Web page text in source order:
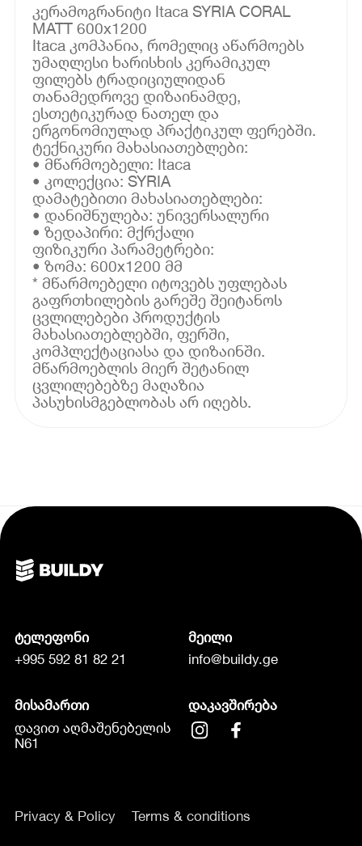
კერამოგრანიტი Itaca SYRIA CORAL
MATT 600x1200
Itaca კომპანია, რომელიც აწარმოებს
უმაღლესი ხარისხის კერამიკულ
ფილებს ტრადიციულიდან
თანამედროვე დიზაინამდე,
ესთეტიკურად ნათელ და
ერგონომიულად პრაქტიკულ ფერებში.
ტექნიკური მახასიათებლები:
• მწარმოებელი: Itaca
• კოლექცია: SYRIA
დამატებითი მახასიათებლები:
• დანიშნულება: უნივერსალური
• ზედაპირი: მქრქალი
ფიზიკური პარამეტრები:
• ზომა: 600x1200 მმ
* მწარმოებელი იტოვებს უფლებას
გაფრთხილების გარეშე შეიტანოს
ცვლილებები პროდუქტის
მახასიათებლებში, ფერში,
კომპლექტაციასა და დიზაინში.
მწარმოებლის მიერ შეტანილ
ცვლილებებზე მაღაზია
პასუხისმგებლობას არ იღებს.
ტელეფონი
+995 592 81 82 21
მეილი
info@buildy.ge
მისამართი
დავით აღმაშენებელის
N61
დაკავშირება
Privacy & Policy Terms & conditions